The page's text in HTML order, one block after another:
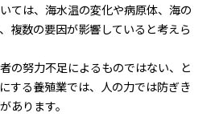
ては、海水温の変化や病原体、海の
複数の要因が影響していると考えら
の努力不足によるものではない、と
する養殖業では、人の力では防ぎき
あります。